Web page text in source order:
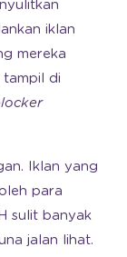
iklan
mereka
tampil di
Iklan yang
para
sulit banyak
jalan lihat.